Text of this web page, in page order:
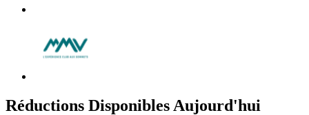
Réductions Disponibles Aujourd'hui